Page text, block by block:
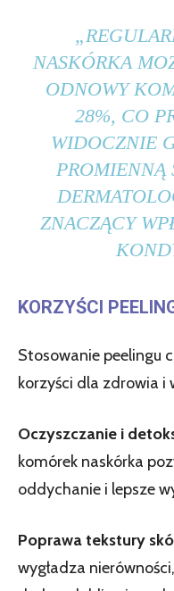
NASKÓRKA
ODNOWY
28%, CO
WIDOCZNIE
PROMIENNĄ
ZNACZĄCY
KORZYŚCI
Stosowanie peelingu
korzyści dla zdrowia i
Oczyszczanie i
komórek naskórka
oddychanie i lepsze
Poprawa tekstury
wygładza